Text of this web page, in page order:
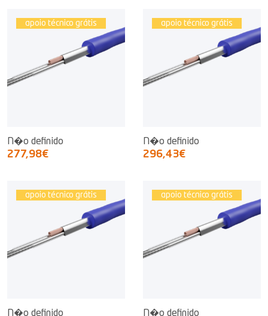
apoio técnico grátis
N�o definido
277,98€
apoio técnico grátis
N�o definido
296,43€
apoio técnico grátis
N�o definido
apoio técnico grátis
N�o definido